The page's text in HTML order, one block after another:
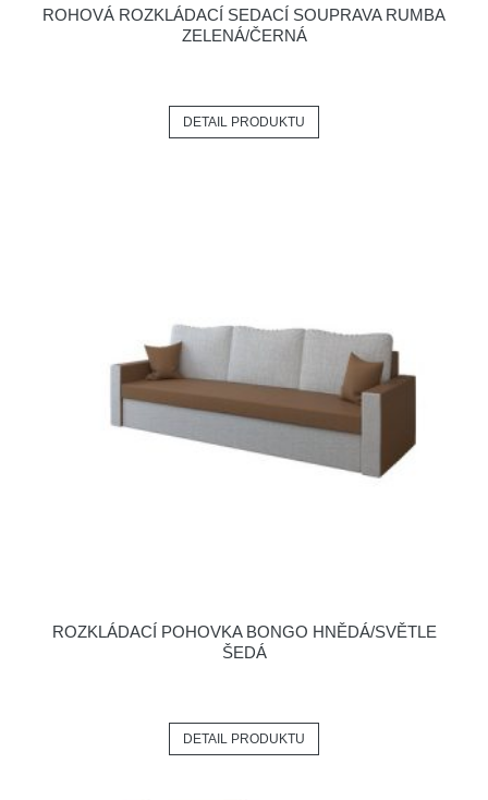
ROHOVÁ ROZKLÁDACÍ SEDACÍ SOUPRAVA RUMBA
ZELENÁ/ČERNÁ
DETAIL PRODUKTU
ROZKLÁDACÍ POHOVKA BONGO HNĚDÁ/SVĚTLE
ŠEDÁ
DETAIL PRODUKTU